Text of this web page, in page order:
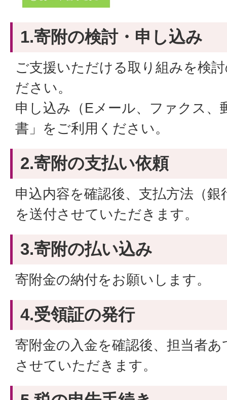
1.寄附の検討・申し込み
ご支援いただける取り組みを検
ださい。
申し込み（Eメール、ファクス、
書」をご利用ください。
2.寄附の支払い依頼
申込内容を確認後、支払方法（
を送付させていただきます。
3.寄附の払い込み
寄附金の納付をお願いします。
4.受領証の発行
寄附金の入金を確認後、担当者
させていただきます。